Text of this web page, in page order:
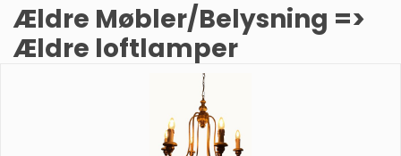
Ældre Møbler/Belysning =>
Ældre loftlamper